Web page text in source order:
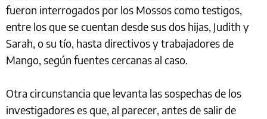
fueron interrogados por los Mossos como testigos,
entre los que se cuentan desde sus dos hijas, Judith y
Sarah, o su tío, hasta directivos y trabajadores de
Mango, según fuentes cercanas al caso.
Otra circunstancia que levanta las sospechas de los
investigadores es que, al parecer, antes de salir de